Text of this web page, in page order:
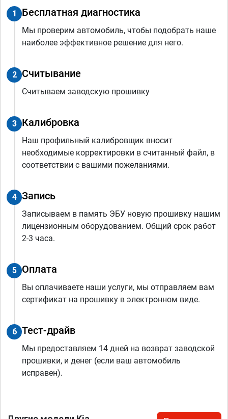
1 Бесплатная диагностика
Мы проверим автомобиль, чтобы подобрать наше
наиболее эффективное решение для него.
2 Считывание
Считываем заводскую прошивку
3 Калибровка
Наш профильный калибровщик вносит
необходимые корректировки в считанный файл, в
соответствии с вашими пожеланиями.
4 Запись
Записываем в память ЭБУ новую прошивку нашим
лицензионным оборудованием. Общий срок работ
2-3 часа.
5 Оплата
Вы оплачиваете наши услуги, мы отправляем вам
сертификат на прошивку в электронном виде.
6 Тест-драйв
Мы предоставляем 14 дней на возврат заводской
прошивки, и денег (если ваш автомобиль
исправен).